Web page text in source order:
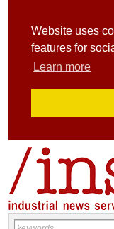
Website uses
features for
Learn more